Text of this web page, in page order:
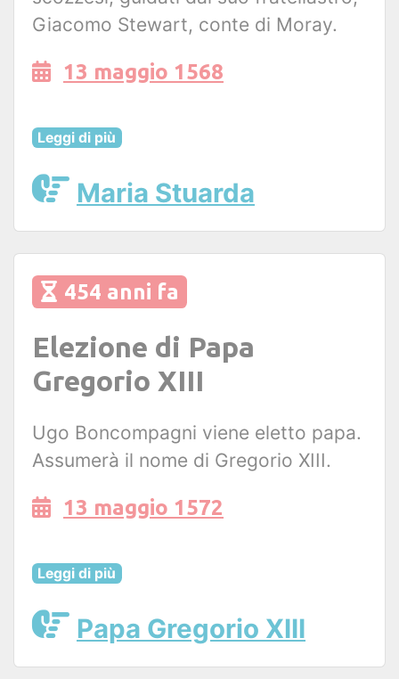
Giacomo Stewart, conte di Moray.
13 maggio 1568
Leggi di più
Maria Stuarda
454 anni fa
Elezione di Papa
Gregorio XIII
Ugo Boncompagni viene eletto papa.
Assumerà il nome di Gregorio XIII.
13 maggio 1572
Leggi di più
Papa Gregorio XIII